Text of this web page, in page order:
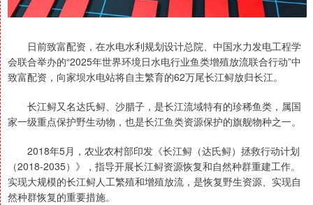
日前致富配资，在水电水利规划设计总院、中国水力发电工程学
会联合举办的“2025年世界环境日水电行业鱼类增殖放流联合行动”中
致富配资，向家坝水电站将自主繁育的62万尾长江鲟放归长江。
长江鲟又名达氏鲟、沙腊子，是长江流域特有的珍稀鱼类，属国
家一级重点保护野生动物，也是长江鱼类资源保护的旗舰物种之一。
2018年5月，农业农村部印发《长江鲟（达氏鲟）拯救行动计划
（2018-2035）》，指导开展长江鲟资源恢复和自然种群重建工作。
实现大规模的长江鲟人工繁殖和增殖放流，是恢复野生资源、实现自
然种群恢复的重要措施。